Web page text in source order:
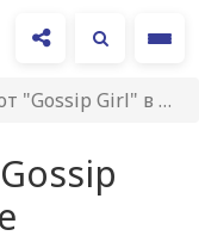
Girl" в изнасилване